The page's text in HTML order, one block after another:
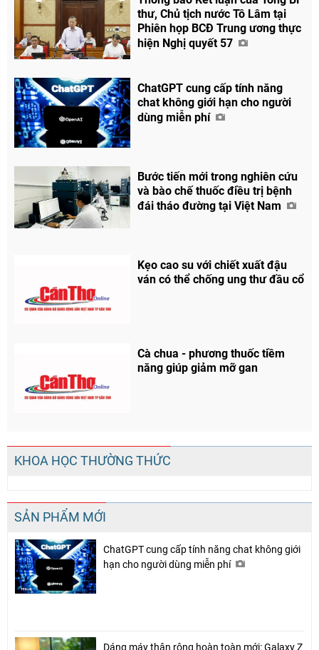
thư, Chủ tịch nước Tô Lâm tại
Phiên họp BCĐ Trung ương thực
hiện Nghị quyết 57
ChatGPT cung cấp tính năng
chat không giới hạn cho người
dùng miễn phí
Bước tiến mới trong nghiên cứu
và bào chế thuốc điều trị bệnh
đái tháo đường tại Việt Nam
Kẹo cao su với chiết xuất đậu
ván có thể chống ung thư đầu cổ
Cà chua - phương thuốc tiềm
năng giúp giảm mỡ gan
KHOA HỌC THƯỜNG THỨC
SẢN PHẨM MỚI
ChatGPT cung cấp tính năng chat không giới
hạn cho người dùng miễn phí
Dáng máy thân rộng hoàn toàn mới: Galaxy Z